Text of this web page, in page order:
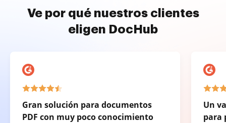
Ve por qué nuestros clientes
eligen DocHub
Gran solución para documentos
PDF con muy poco conocimiento
Un
para